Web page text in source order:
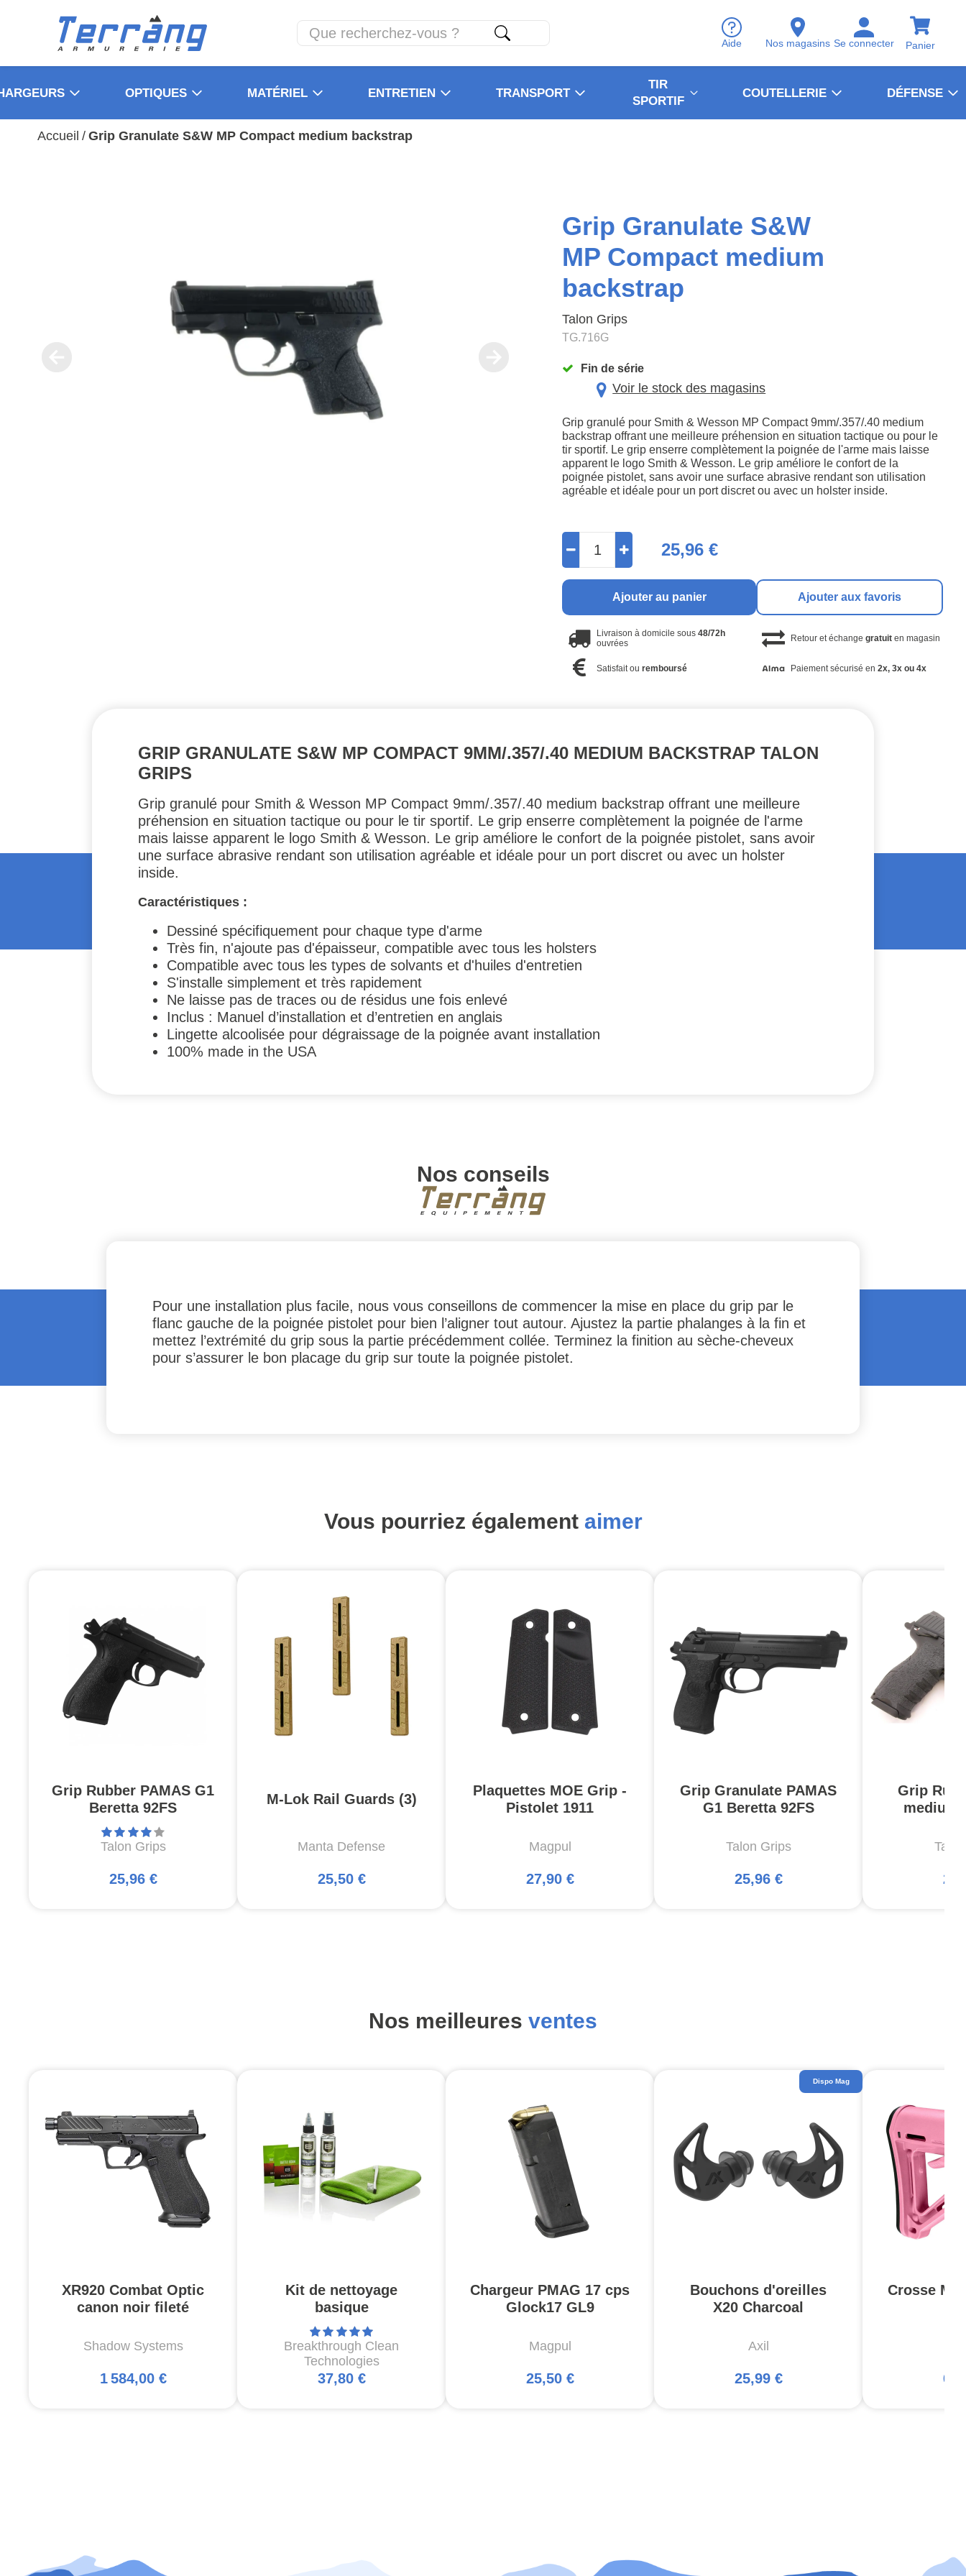
Aide Nos magasins Se connecter Panier
OPTIQUES MATÉRIEL ENTRETIEN TRANSPORT
TIR
SPORTIF
COUTELLERIE DÉFENSE
Accueil / Grip Granulate S&W MP Compact medium backstrap
Grip Granulate S&W
MP Compact medium
backstrap
Talon Grips
TG.716G
Fin de série
Voir le stock des magasins
Grip granulé pour Smith & Wesson MP Compact 9mm/.357/.40 medium
backstrap offrant une meilleure préhension en situation tactique ou pour le
tir sportif. Le grip enserre complètement la poignée de l'arme mais laisse
apparent le logo Smith & Wesson. Le grip améliore le confort de la
poignée pistolet, sans avoir une surface abrasive rendant son utilisation
agréable et idéale pour un port discret ou avec un holster inside.
25,96 €
Ajouter au panier Ajouter aux favoris
Livraison à domicile sous48/72h
ouvrées
Retour et échange gratuiten magasin
Satisfait ouremboursé Paiement sécurisé en 2x, 3x ou 4x
GRIP GRANULATE S&W MP COMPACT 9MM/.357/.40 MEDIUM BACKSTRAP TALON
GRIPS
Grip granulé pour Smith & Wesson MP Compact 9mm/.357/.40 medium backstrap offrant une meilleure
préhension en situation tactique ou pour le tir sportif. Le grip enserre complètement la poignée de l'arme
mais laisse apparent le logo Smith & Wesson. Le grip améliore le confort de la poignée pistolet, sans avoir
une surface abrasive rendant son utilisation agréable et idéale pour un port discret ou avec un holster
inside.
Caractéristiques :
Dessiné spécifiquement pour chaque type d'arme
Très fin, n'ajoute pas d'épaisseur, compatible avec tous les holsters
Compatible avec tous les types de solvants et d'huiles d'entretien
S'installe simplement et très rapidement
Ne laisse pas de traces ou de résidus une fois enlevé
Inclus : Manuel d’installation et d’entretien en anglais
Lingette alcoolisée pour dégraissage de la poignée avant installation
100% made in the USA
Nos conseils
Pour une installation plus facile, nous vous conseillons de commencer la mise en place du grip par le
flanc gauche de la poignée pistolet pour bien l’aligner tout autour. Ajustez la partie phalanges à la fin et
mettez l’extrémité du grip sous la partie précédemment collée. Terminez la finition au sèche-cheveux
pour s’assurer le bon placage du grip sur toute la poignée pistolet.
Vous pourriez également aimer
Grip Rubber PAMAS G1
Beretta 92FS
Talon Grips
25,96 €
M-Lok Rail Guards (3)
Manta Defense
25,50 €
Plaquettes MOE Grip -
Pistolet 1911
Magpul
27,90 €
Grip Granulate PAMAS
G1 Beretta 92FS
Talon Grips
25,96 €
Grip
medium
Nos meilleures ventes
XR920 Combat Optic
canon noir fileté
Shadow Systems
1 584,00 €
Kit de nettoyage
basique
Breakthrough Clean
Technologies
37,80 €
Chargeur PMAG 17 cps
Glock17 GL9
Magpul
25,50 €
Bouchons d'oreilles
X20 Charcoal
Axil
25,99 €
Dispo Mag
Crosse